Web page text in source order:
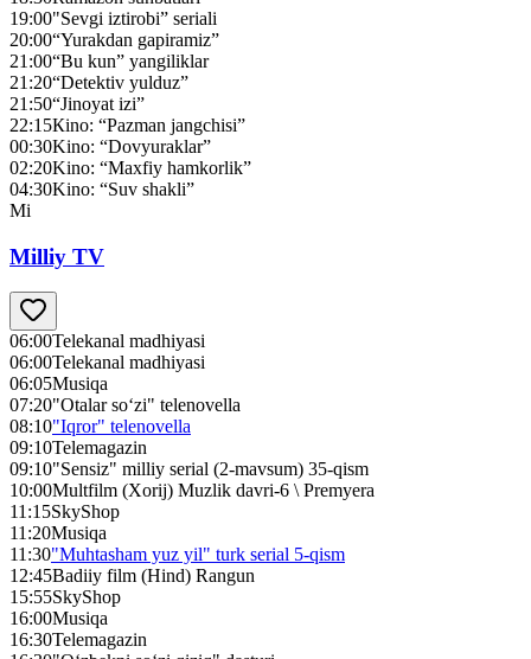
19:00"Sevgi iztirobi” seriali
20:00“Yurakdan gapiramiz”
21:00“Bu kun” yangiliklar
21:20“Detektiv yulduz”
21:50“Jinoyat izi”
22:15Кino: “Pazman jangchisi”
00:30Kino: “Dovyuraklar”
02:20Kino: “Maxfiy hamkorlik”
04:30Kino: “Suv shakli”
Mi
Milliy TV
06:00Telekanal madhiyasi
06:00Telekanal madhiyasi
06:05Musiqa
07:20"Otalar so‘zi" telenovella
08:10"Iqror" telenovella
09:10Telemagazin
09:10"Sensiz" milliy serial (2-mavsum) 35-qism
10:00Multfilm (Xorij) Muzlik davri-6 \ Premyera
11:15SkyShop
11:20Musiqa
11:30"Muhtasham yuz yil" turk serial 5-qism
12:45Badiiy film (Hind) Rangun
15:55SkyShop
16:00Musiqa
16:30Telemagazin